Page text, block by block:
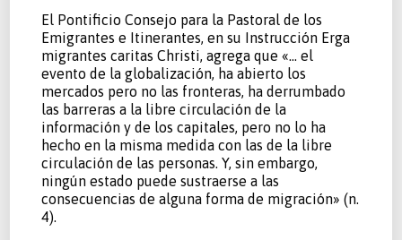
El Pontificio Consejo para la Pastoral de los
Emigrantes e Itinerantes, en su Instrucción Erga
migrantes caritas Christi, agrega que «… el
evento de la globalización, ha abierto los
mercados pero no las fronteras, ha derrumbado
las barreras a la libre circulación de la
información y de los capitales, pero no lo ha
hecho en la misma medida con las de la libre
circulación de las personas. Y, sin embargo,
ningún estado puede sustraerse a las
consecuencias de alguna forma de migración» (n.
4).